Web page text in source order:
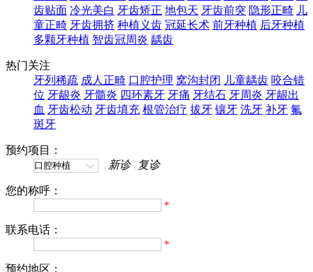
齿贴面 冷光美白 牙齿矫正 地包天 牙齿前突 隐形正畸 儿
童正畸 牙齿拥挤 种植义齿 冠延长术 前牙种植 后牙种植
多颗牙种植 智齿冠周炎 龋齿
热门关注
牙列稀疏 成人正畸 口腔护理 窝沟封闭 儿童龋齿 咬合错
位 牙龈炎 牙髓炎 四环素牙 牙痛 牙结石 牙周炎 牙龈出
血 牙齿松动 牙齿填充 根管治疗 拔牙 镶牙 洗牙 补牙 氟
斑牙
预约项目：
新诊
复诊
您的称呼：
*
联系电话：
*
预约地区：